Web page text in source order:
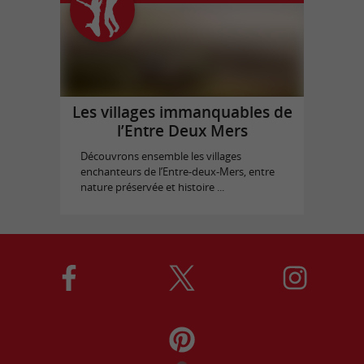
Les villages immanquables de
l’Entre Deux Mers
Découvrons ensemble les villages
enchanteurs de l’Entre-deux-Mers, entre
nature préservée et histoire ...